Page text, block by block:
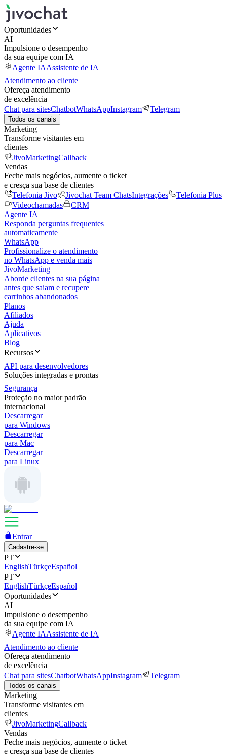
Oportunidades
AI
Impulsione o desempenho
da sua equipe com IA
Agente IAAssistente de IA
Atendimento ao cliente
Ofereça atendimento
de excelência
Chat para sitesChatbotWhatsAppInstagram Telegram
Todos os canais
Marketing
Transforme visitantes em
clientes
JivoMarketingCallback
Vendas
Feche mais negócios, aumente o ticket
e cresça sua base de clientes
Telefonia Jivo
Jivochat Team ChatsIntegrações
Telefonia Plus
Videochamadas
CRM
Agente IA
Responda perguntas frequentes
automaticamente
WhatsApp
Profissionalize o atendimento
no WhatsApp e venda mais
JivoMarketing
Aborde clientes na sua página
antes que saiam e recupere
carrinhos abandonados
Planos
Afiliados
Ajuda
Aplicativos
Blog
Recursos
API para desenvolvedores
Soluções integradas e prontas
Segurança
Proteção no maior padrão
internacional
Descarregar
para Windows
Descarregar
para Mac
Descarregar
para Linux
Entrar
Cadastre-se
PT
EnglishTürkçeEspañol
PT
EnglishTürkçeEspañol
Oportunidades
AI
Impulsione o desempenho
da sua equipe com IA
Agente IAAssistente de IA
Atendimento ao cliente
Ofereça atendimento
de excelência
Chat para sitesChatbotWhatsAppInstagram Telegram
Todos os canais
Marketing
Transforme visitantes em
clientes
JivoMarketingCallback
Vendas
Feche mais negócios, aumente o ticket
e cresça sua base de clientes